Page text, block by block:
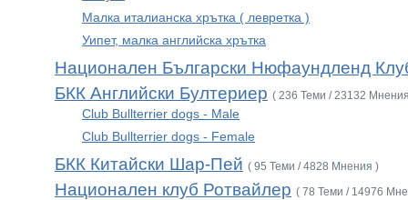
Малка италианска хрътка ( левретка )
Уипет, малка английска хрътка
Национален Български Нюфаундленд
БКК Английски Бултериер ( 236 Теми / 23132
Club Bullterrier dogs - Male
Club Bullterrier dogs - Female
БКК Китайски Шар-Пей ( 95 Теми / 4828 Мнения )
Национален клуб Ротвайлер ( 78 Теми / 14976